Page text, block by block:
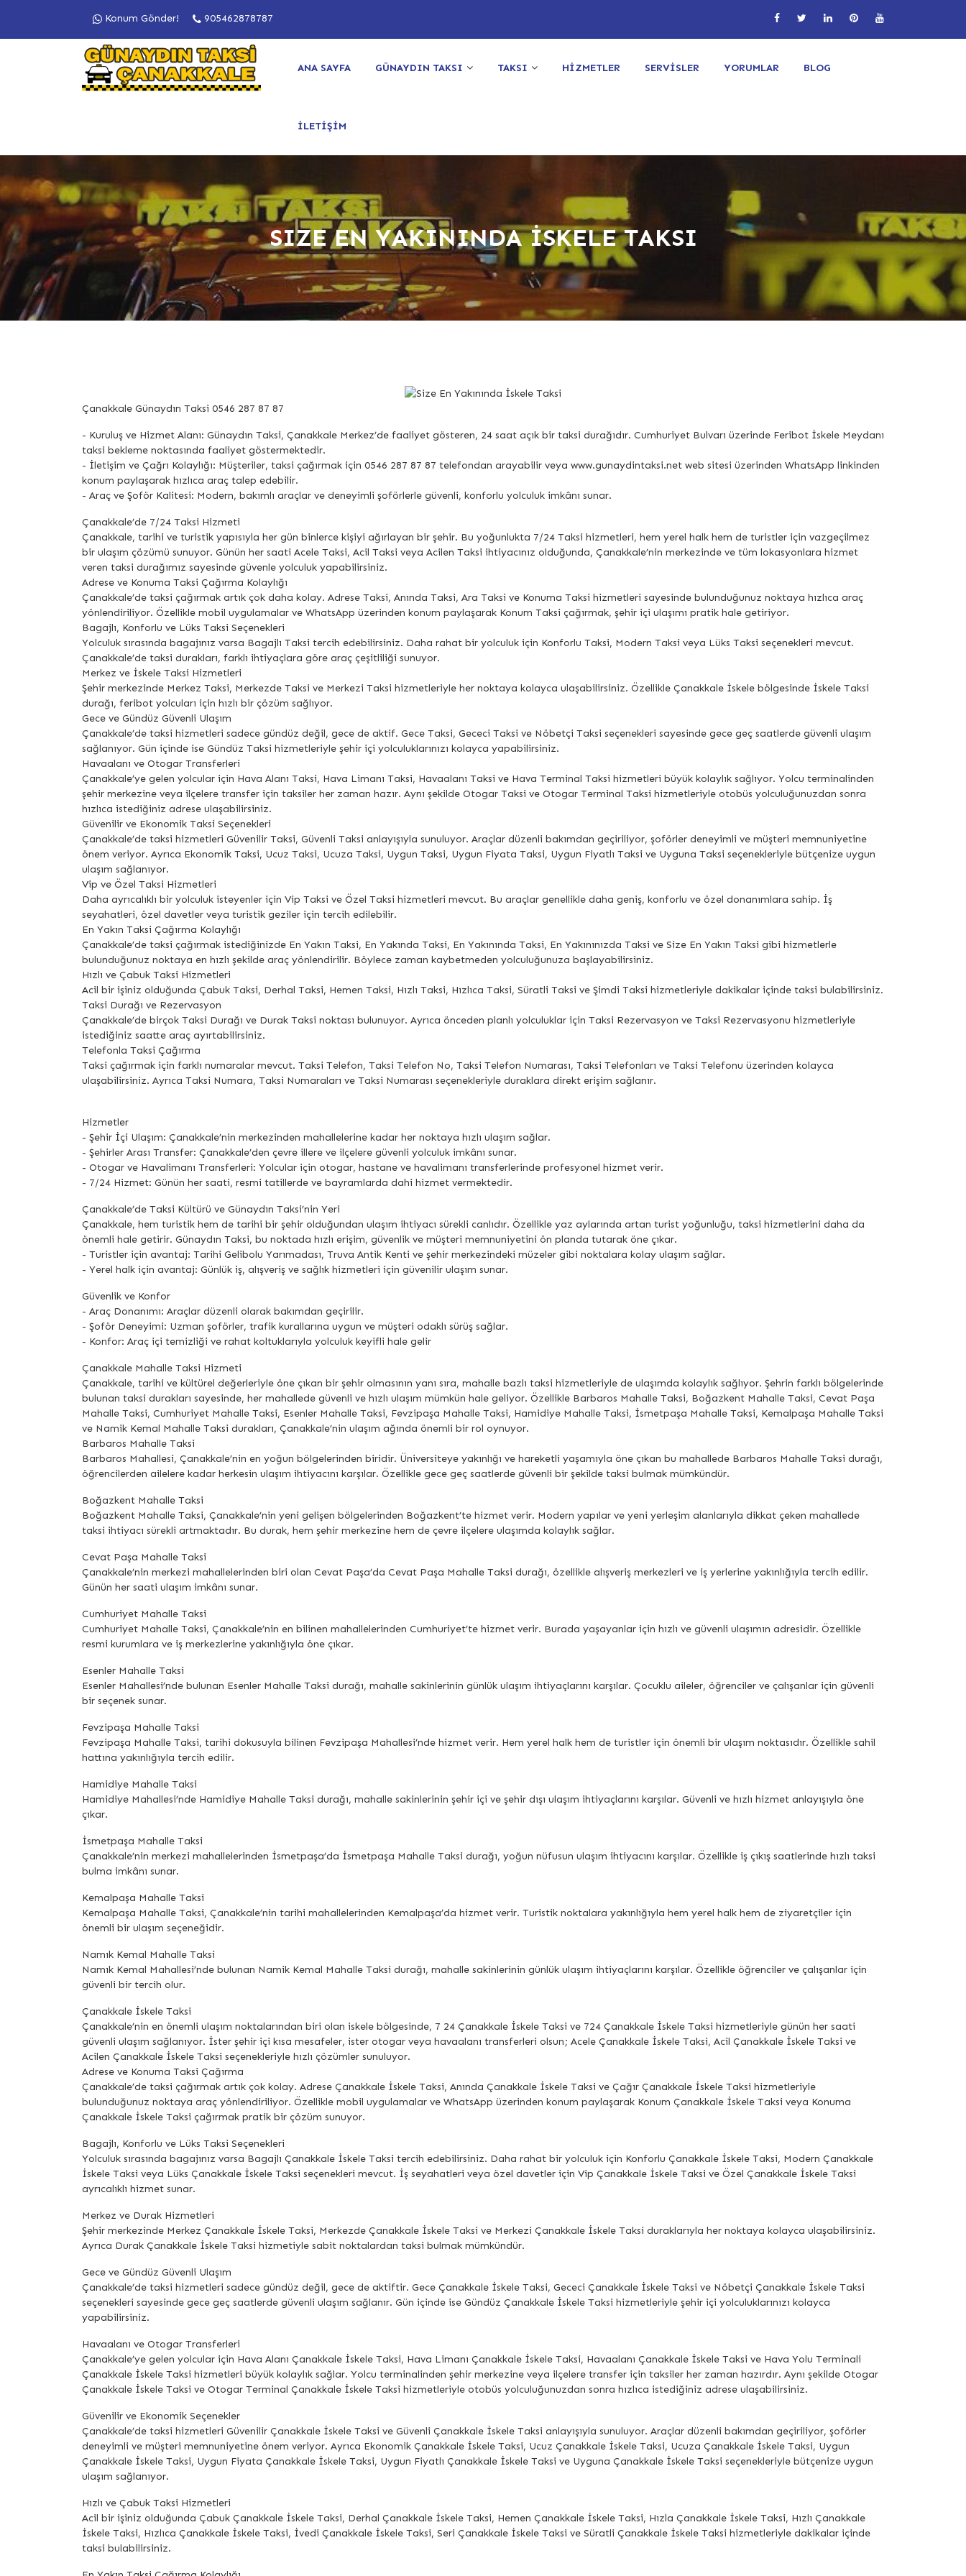
Konum Gönder! 905462878787
ANA SAYFA GÜNAYDIN TAKSI TAKSI HİZMETLER SERVİSLER YORUMLAR BLOG
İLETİŞİM
SIZE EN YAKININDA İSKELE TAKSI
Çanakkale Günaydın Taksi 0546 287 87 87
- Kuruluş ve Hizmet Alanı: Günaydın Taksi, Çanakkale Merkez’de faaliyet gösteren, 24 saat açık bir taksi durağıdır. Cumhuriyet Bulvarı üzerinde Feribot İskele Meydanı
taksi bekleme noktasında faaliyet göstermektedir.
- İletişim ve Çağrı Kolaylığı: Müşteriler, taksi çağırmak için 0546 287 87 87 telefondan arayabilir veya www.gunaydintaksi.net web sitesi üzerinden WhatsApp linkinden
konum paylaşarak hızlıca araç talep edebilir.
- Araç ve Şoför Kalitesi: Modern, bakımlı araçlar ve deneyimli şoförlerle güvenli, konforlu yolculuk imkânı sunar.
Çanakkale’de 7/24 Taksi Hizmeti
Çanakkale, tarihi ve turistik yapısıyla her gün binlerce kişiyi ağırlayan bir şehir. Bu yoğunlukta 7/24 Taksi hizmetleri, hem yerel halk hem de turistler için vazgeçilmez
bir ulaşım çözümü sunuyor. Günün her saati Acele Taksi, Acil Taksi veya Acilen Taksi ihtiyacınız olduğunda, Çanakkale’nin merkezinde ve tüm lokasyonlara hizmet
veren taksi durağımız sayesinde güvenle yolculuk yapabilirsiniz.
Adrese ve Konuma Taksi Çağırma Kolaylığı
Çanakkale’de taksi çağırmak artık çok daha kolay. Adrese Taksi, Anında Taksi, Ara Taksi ve Konuma Taksi hizmetleri sayesinde bulunduğunuz noktaya hızlıca araç
yönlendiriliyor. Özellikle mobil uygulamalar ve WhatsApp üzerinden konum paylaşarak Konum Taksi çağırmak, şehir içi ulaşımı pratik hale getiriyor.
Bagajlı, Konforlu ve Lüks Taksi Seçenekleri
Yolculuk sırasında bagajınız varsa Bagajlı Taksi tercih edebilirsiniz. Daha rahat bir yolculuk için Konforlu Taksi, Modern Taksi veya Lüks Taksi seçenekleri mevcut.
Çanakkale’de taksi durakları, farklı ihtiyaçlara göre araç çeşitliliği sunuyor.
Merkez ve İskele Taksi Hizmetleri
Şehir merkezinde Merkez Taksi, Merkezde Taksi ve Merkezi Taksi hizmetleriyle her noktaya kolayca ulaşabilirsiniz. Özellikle Çanakkale İskele bölgesinde İskele Taksi
durağı, feribot yolcuları için hızlı bir çözüm sağlıyor.
Gece ve Gündüz Güvenli Ulaşım
Çanakkale’de taksi hizmetleri sadece gündüz değil, gece de aktif. Gece Taksi, Gececi Taksi ve Nöbetçi Taksi seçenekleri sayesinde gece geç saatlerde güvenli ulaşım
sağlanıyor. Gün içinde ise Gündüz Taksi hizmetleriyle şehir içi yolculuklarınızı kolayca yapabilirsiniz.
Havaalanı ve Otogar Transferleri
Çanakkale’ye gelen yolcular için Hava Alanı Taksi, Hava Limanı Taksi, Havaalanı Taksi ve Hava Terminal Taksi hizmetleri büyük kolaylık sağlıyor. Yolcu terminalinden
şehir merkezine veya ilçelere transfer için taksiler her zaman hazır. Aynı şekilde Otogar Taksi ve Otogar Terminal Taksi hizmetleriyle otobüs yolculuğunuzdan sonra
hızlıca istediğiniz adrese ulaşabilirsiniz.
Güvenilir ve Ekonomik Taksi Seçenekleri
Çanakkale’de taksi hizmetleri Güvenilir Taksi, Güvenli Taksi anlayışıyla sunuluyor. Araçlar düzenli bakımdan geçiriliyor, şoförler deneyimli ve müşteri memnuniyetine
önem veriyor. Ayrıca Ekonomik Taksi, Ucuz Taksi, Ucuza Taksi, Uygun Taksi, Uygun Fiyata Taksi, Uygun Fiyatlı Taksi ve Uyguna Taksi seçenekleriyle bütçenize uygun
ulaşım sağlanıyor.
Vip ve Özel Taksi Hizmetleri
Daha ayrıcalıklı bir yolculuk isteyenler için Vip Taksi ve Özel Taksi hizmetleri mevcut. Bu araçlar genellikle daha geniş, konforlu ve özel donanımlara sahip. İş
seyahatleri, özel davetler veya turistik geziler için tercih edilebilir.
En Yakın Taksi Çağırma Kolaylığı
Çanakkale’de taksi çağırmak istediğinizde En Yakın Taksi, En Yakında Taksi, En Yakınında Taksi, En Yakınınızda Taksi ve Size En Yakın Taksi gibi hizmetlerle
bulunduğunuz noktaya en hızlı şekilde araç yönlendirilir. Böylece zaman kaybetmeden yolculuğunuza başlayabilirsiniz.
Hızlı ve Çabuk Taksi Hizmetleri
Acil bir işiniz olduğunda Çabuk Taksi, Derhal Taksi, Hemen Taksi, Hızlı Taksi, Hızlıca Taksi, Süratli Taksi ve Şimdi Taksi hizmetleriyle dakikalar içinde taksi bulabilirsiniz.
Taksi Durağı ve Rezervasyon
Çanakkale’de birçok Taksi Durağı ve Durak Taksi noktası bulunuyor. Ayrıca önceden planlı yolculuklar için Taksi Rezervasyon ve Taksi Rezervasyonu hizmetleriyle
istediğiniz saatte araç ayırtabilirsiniz.
Telefonla Taksi Çağırma
Taksi çağırmak için farklı numaralar mevcut. Taksi Telefon, Taksi Telefon No, Taksi Telefon Numarası, Taksi Telefonları ve Taksi Telefonu üzerinden kolayca
ulaşabilirsiniz. Ayrıca Taksi Numara, Taksi Numaraları ve Taksi Numarası seçenekleriyle duraklara direkt erişim sağlanır.
Hizmetler
- Şehir İçi Ulaşım: Çanakkale’nin merkezinden mahallelerine kadar her noktaya hızlı ulaşım sağlar.
- Şehirler Arası Transfer: Çanakkale’den çevre illere ve ilçelere güvenli yolculuk imkânı sunar.
- Otogar ve Havalimanı Transferleri: Yolcular için otogar, hastane ve havalimanı transferlerinde profesyonel hizmet verir.
- 7/24 Hizmet: Günün her saati, resmi tatillerde ve bayramlarda dahi hizmet vermektedir.
Çanakkale’de Taksi Kültürü ve Günaydın Taksi’nin Yeri
Çanakkale, hem turistik hem de tarihi bir şehir olduğundan ulaşım ihtiyacı sürekli canlıdır. Özellikle yaz aylarında artan turist yoğunluğu, taksi hizmetlerini daha da
önemli hale getirir. Günaydın Taksi, bu noktada hızlı erişim, güvenlik ve müşteri memnuniyetini ön planda tutarak öne çıkar.
- Turistler için avantaj: Tarihi Gelibolu Yarımadası, Truva Antik Kenti ve şehir merkezindeki müzeler gibi noktalara kolay ulaşım sağlar.
- Yerel halk için avantaj: Günlük iş, alışveriş ve sağlık hizmetleri için güvenilir ulaşım sunar.
Güvenlik ve Konfor
- Araç Donanımı: Araçlar düzenli olarak bakımdan geçirilir.
- Şoför Deneyimi: Uzman şoförler, trafik kurallarına uygun ve müşteri odaklı sürüş sağlar.
- Konfor: Araç içi temizliği ve rahat koltuklarıyla yolculuk keyifli hale gelir
Çanakkale Mahalle Taksi Hizmeti
Çanakkale, tarihi ve kültürel değerleriyle öne çıkan bir şehir olmasının yanı sıra, mahalle bazlı taksi hizmetleriyle de ulaşımda kolaylık sağlıyor. Şehrin farklı bölgelerinde
bulunan taksi durakları sayesinde, her mahallede güvenli ve hızlı ulaşım mümkün hale geliyor. Özellikle Barbaros Mahalle Taksi, Boğazkent Mahalle Taksi, Cevat Paşa
Mahalle Taksi, Cumhuriyet Mahalle Taksi, Esenler Mahalle Taksi, Fevzipaşa Mahalle Taksi, Hamidiye Mahalle Taksi, İsmetpaşa Mahalle Taksi, Kemalpaşa Mahalle Taksi
ve Namik Kemal Mahalle Taksi durakları, Çanakkale’nin ulaşım ağında önemli bir rol oynuyor.
Barbaros Mahalle Taksi
Barbaros Mahallesi, Çanakkale’nin en yoğun bölgelerinden biridir. Üniversiteye yakınlığı ve hareketli yaşamıyla öne çıkan bu mahallede Barbaros Mahalle Taksi durağı,
öğrencilerden ailelere kadar herkesin ulaşım ihtiyacını karşılar. Özellikle gece geç saatlerde güvenli bir şekilde taksi bulmak mümkündür.
Boğazkent Mahalle Taksi
Boğazkent Mahalle Taksi, Çanakkale’nin yeni gelişen bölgelerinden Boğazkent’te hizmet verir. Modern yapılar ve yeni yerleşim alanlarıyla dikkat çeken mahallede
taksi ihtiyacı sürekli artmaktadır. Bu durak, hem şehir merkezine hem de çevre ilçelere ulaşımda kolaylık sağlar.
Cevat Paşa Mahalle Taksi
Çanakkale’nin merkezi mahallelerinden biri olan Cevat Paşa’da Cevat Paşa Mahalle Taksi durağı, özellikle alışveriş merkezleri ve iş yerlerine yakınlığıyla tercih edilir.
Günün her saati ulaşım imkânı sunar.
Cumhuriyet Mahalle Taksi
Cumhuriyet Mahalle Taksi, Çanakkale’nin en bilinen mahallelerinden Cumhuriyet’te hizmet verir. Burada yaşayanlar için hızlı ve güvenli ulaşımın adresidir. Özellikle
resmi kurumlara ve iş merkezlerine yakınlığıyla öne çıkar.
Esenler Mahalle Taksi
Esenler Mahallesi’nde bulunan Esenler Mahalle Taksi durağı, mahalle sakinlerinin günlük ulaşım ihtiyaçlarını karşılar. Çocuklu aileler, öğrenciler ve çalışanlar için güvenli
bir seçenek sunar.
Fevzipaşa Mahalle Taksi
Fevzipaşa Mahalle Taksi, tarihi dokusuyla bilinen Fevzipaşa Mahallesi’nde hizmet verir. Hem yerel halk hem de turistler için önemli bir ulaşım noktasıdır. Özellikle sahil
hattına yakınlığıyla tercih edilir.
Hamidiye Mahalle Taksi
Hamidiye Mahallesi’nde Hamidiye Mahalle Taksi durağı, mahalle sakinlerinin şehir içi ve şehir dışı ulaşım ihtiyaçlarını karşılar. Güvenli ve hızlı hizmet anlayışıyla öne
çıkar.
İsmetpaşa Mahalle Taksi
Çanakkale’nin merkezi mahallelerinden İsmetpaşa’da İsmetpaşa Mahalle Taksi durağı, yoğun nüfusun ulaşım ihtiyacını karşılar. Özellikle iş çıkış saatlerinde hızlı taksi
bulma imkânı sunar.
Kemalpaşa Mahalle Taksi
Kemalpaşa Mahalle Taksi, Çanakkale’nin tarihi mahallelerinden Kemalpaşa’da hizmet verir. Turistik noktalara yakınlığıyla hem yerel halk hem de ziyaretçiler için
önemli bir ulaşım seçeneğidir.
Namık Kemal Mahalle Taksi
Namık Kemal Mahallesi’nde bulunan Namik Kemal Mahalle Taksi durağı, mahalle sakinlerinin günlük ulaşım ihtiyaçlarını karşılar. Özellikle öğrenciler ve çalışanlar için
güvenli bir tercih olur.
Çanakkale İskele Taksi
Çanakkale’nin en önemli ulaşım noktalarından biri olan iskele bölgesinde, 7 24 Çanakkale İskele Taksi ve 724 Çanakkale İskele Taksi hizmetleriyle günün her saati
güvenli ulaşım sağlanıyor. İster şehir içi kısa mesafeler, ister otogar veya havaalanı transferleri olsun; Acele Çanakkale İskele Taksi, Acil Çanakkale İskele Taksi ve
Acilen Çanakkale İskele Taksi seçenekleriyle hızlı çözümler sunuluyor.
Adrese ve Konuma Taksi Çağırma
Çanakkale’de taksi çağırmak artık çok kolay. Adrese Çanakkale İskele Taksi, Anında Çanakkale İskele Taksi ve Çağır Çanakkale İskele Taksi hizmetleriyle
bulunduğunuz noktaya araç yönlendiriliyor. Özellikle mobil uygulamalar ve WhatsApp üzerinden konum paylaşarak Konum Çanakkale İskele Taksi veya Konuma
Çanakkale İskele Taksi çağırmak pratik bir çözüm sunuyor.
Bagajlı, Konforlu ve Lüks Taksi Seçenekleri
Yolculuk sırasında bagajınız varsa Bagajlı Çanakkale İskele Taksi tercih edebilirsiniz. Daha rahat bir yolculuk için Konforlu Çanakkale İskele Taksi, Modern Çanakkale
İskele Taksi veya Lüks Çanakkale İskele Taksi seçenekleri mevcut. İş seyahatleri veya özel davetler için Vip Çanakkale İskele Taksi ve Özel Çanakkale İskele Taksi
ayrıcalıklı hizmet sunar.
Merkez ve Durak Hizmetleri
Şehir merkezinde Merkez Çanakkale İskele Taksi, Merkezde Çanakkale İskele Taksi ve Merkezi Çanakkale İskele Taksi duraklarıyla her noktaya kolayca ulaşabilirsiniz.
Ayrıca Durak Çanakkale İskele Taksi hizmetiyle sabit noktalardan taksi bulmak mümkündür.
Gece ve Gündüz Güvenli Ulaşım
Çanakkale’de taksi hizmetleri sadece gündüz değil, gece de aktiftir. Gece Çanakkale İskele Taksi, Gececi Çanakkale İskele Taksi ve Nöbetçi Çanakkale İskele Taksi
seçenekleri sayesinde gece geç saatlerde güvenli ulaşım sağlanır. Gün içinde ise Gündüz Çanakkale İskele Taksi hizmetleriyle şehir içi yolculuklarınızı kolayca
yapabilirsiniz.
Havaalanı ve Otogar Transferleri
Çanakkale’ye gelen yolcular için Hava Alanı Çanakkale İskele Taksi, Hava Limanı Çanakkale İskele Taksi, Havaalanı Çanakkale İskele Taksi ve Hava Yolu Terminali
Çanakkale İskele Taksi hizmetleri büyük kolaylık sağlar. Yolcu terminalinden şehir merkezine veya ilçelere transfer için taksiler her zaman hazırdır. Aynı şekilde Otogar
Çanakkale İskele Taksi ve Otogar Terminal Çanakkale İskele Taksi hizmetleriyle otobüs yolculuğunuzdan sonra hızlıca istediğiniz adrese ulaşabilirsiniz.
Güvenilir ve Ekonomik Seçenekler
Çanakkale’de taksi hizmetleri Güvenilir Çanakkale İskele Taksi ve Güvenli Çanakkale İskele Taksi anlayışıyla sunuluyor. Araçlar düzenli bakımdan geçiriliyor, şoförler
deneyimli ve müşteri memnuniyetine önem veriyor. Ayrıca Ekonomik Çanakkale İskele Taksi, Ucuz Çanakkale İskele Taksi, Ucuza Çanakkale İskele Taksi, Uygun
Çanakkale İskele Taksi, Uygun Fiyata Çanakkale İskele Taksi, Uygun Fiyatlı Çanakkale İskele Taksi ve Uyguna Çanakkale İskele Taksi seçenekleriyle bütçenize uygun
ulaşım sağlanıyor.
Hızlı ve Çabuk Taksi Hizmetleri
Acil bir işiniz olduğunda Çabuk Çanakkale İskele Taksi, Derhal Çanakkale İskele Taksi, Hemen Çanakkale İskele Taksi, Hızla Çanakkale İskele Taksi, Hızlı Çanakkale
İskele Taksi, Hızlıca Çanakkale İskele Taksi, İvedi Çanakkale İskele Taksi, Seri Çanakkale İskele Taksi ve Süratli Çanakkale İskele Taksi hizmetleriyle dakikalar içinde
taksi bulabilirsiniz.